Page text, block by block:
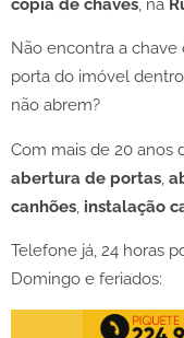
cópia de chaves, na
Não encontra a
porta do imóvel
não abrem?
Com mais de 20 anos
abertura de portas,
canhões, instalação
Telefone já, 24 horas
Domingo e feriados: